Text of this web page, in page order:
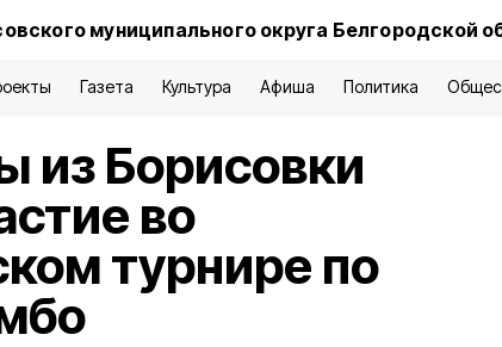
муниципального округа Белгородской
Газета Культура Афиша Политика
из Борисовки
во
турнире по